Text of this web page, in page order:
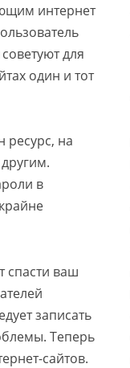
интернет
для
один и тот
ресурс, на
в
спасти ваш
записать
Теперь
сайтов.